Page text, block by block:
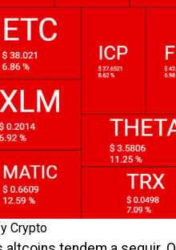
Crypto